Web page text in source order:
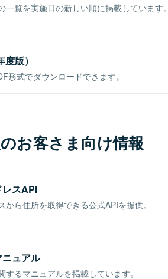
覧を実施日の新しい順に掲載しています。
版）
形式でダウンロードできます。
お客さま向け情報
スAPI
ら住所を取得できる公式APIを提供。
ュアル
るマニュアルを掲載しています。